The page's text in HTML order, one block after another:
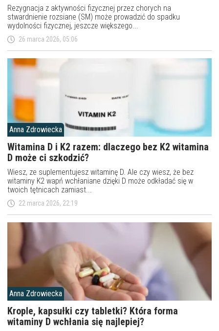
Rezygnacja z aktywności fizycznej przez chorych na
stwardnienie rozsiane (SM) może prowadzić do spadku
wydolności fizycznej, jeszcze większego...
26 marca 2026, 05:06
Anna Zdrowiecka
Witamina D i K2 razem: dlaczego bez K2 witamina
D może ci szkodzić?
Wiesz, ze suplementujesz witaminę D. Ale czy wiesz, że bez
witaminy K2 wapń wchłaniane dzięki D może odkładać się w
twoich tętnicach zamiast...
22 marca 2026, 22:19
Anna Zdrowiecka
Krople, kapsułki czy tabletki? Która forma
witaminy D wchłania się najlepiej?